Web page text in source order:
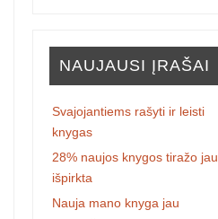
NAUJAUSI ĮRAŠAI
Svajojantiems rašyti ir leisti
knygas
28% naujos knygos tiražo jau
išpirkta
Nauja mano knyga jau